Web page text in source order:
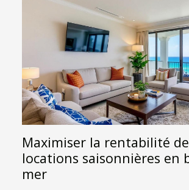
Maximiser la rentabilité
locations saisonnières en
mer